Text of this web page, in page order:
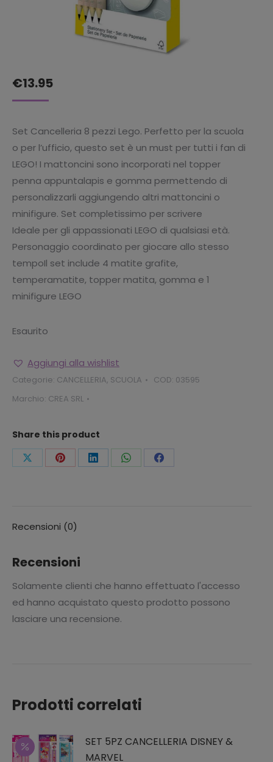
€13.95
Set Cancelleria 8 pezzi Lego. Perfetto per la scuola
o per l’ufficio, questo set è un must per tutti i fan di
LEGO! I mattoncini sono incorporati nel topper
penna appuntalapis e gomma permettendo di
personalizzarli aggiungendo altri mattoncini o
minifigure. Set completissimo per scrivere
Ideale per gli appassionati LEGO di qualsiasi età.
Personaggio coordinato per giocare allo stesso
tempoIl set include 4 matite grafite,
temperamatite, topper matita, gomma e 1
minifigure LEGO
Esaurito
Aggiungi alla wishlist
Categorie: CANCELLERIA, SCUOLA COD: 03595
Marchio: CREA SRL
Share this product
CondividiCondividiCondividiCondividiCondividi
Recensioni (0)
Recensioni
Solamente clienti che hanno effettuato l'accesso
ed hanno acquistato questo prodotto possono
lasciare una recensione.
Prodotti correlati
SET 5PZ CANCELLERIA DISNEY &
MARVEL